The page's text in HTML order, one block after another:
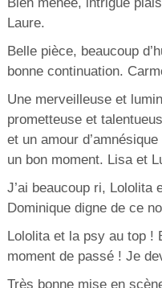
Laure.
Belle pièce, beaucoup
bonne continuation.
Une merveilleuse et
prometteuse et
et un amour
un bon moment. Lisa et
J’ai beaucoup ri, Lololita
Dominique digne de ce
Lololita et la psy au top !
moment de passé ! Je
Très bonne mise en